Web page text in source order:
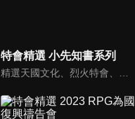
特會精選 小先知書系列